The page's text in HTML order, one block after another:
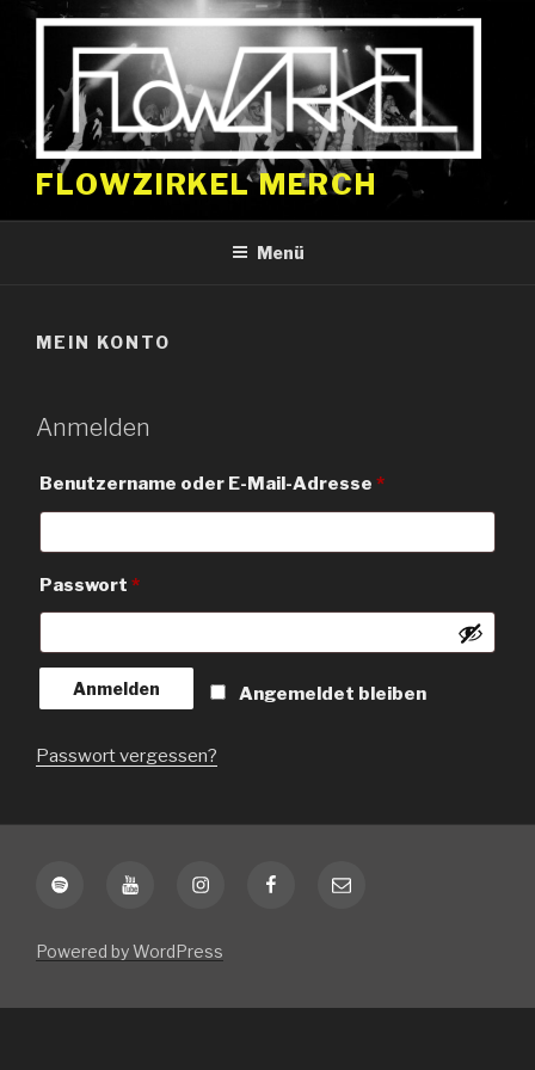
Zum
FLOWZIRKEL MERCH
Menü
MEIN KONTO
Anmelden
Benutzername oder E-Mail-Adresse *Erforderlich
Passwort *Erforderlich
Angemeldet bleiben
Anmelden
Passwort vergessen?
Spotify YouTubeInstagramFacebook
E-
Powered by WordPress